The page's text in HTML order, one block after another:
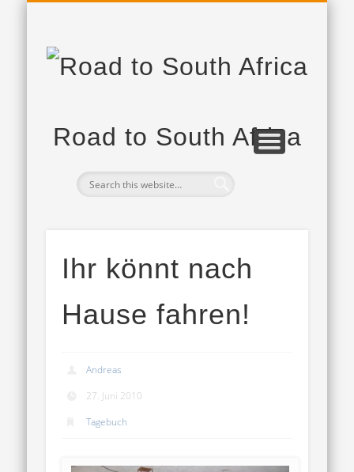
Road to South Africa
Ihr könnt nach
Hause fahren!
Andreas
27. Juni 2010
Tagebuch